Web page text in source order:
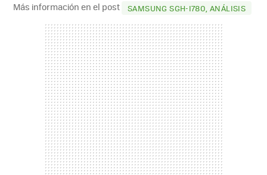
Más información en el post SAMSUNG SGH-I780, ANÁLISIS